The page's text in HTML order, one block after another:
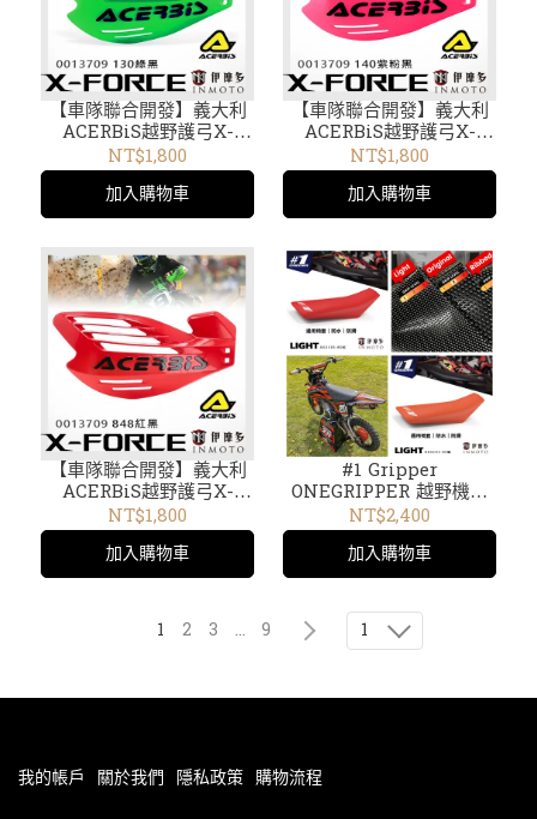
【車隊聯合開發】義大利
ACERBiS越野護弓X-
FORCE通用開放式 護手
內擾流板可拆0013709.130
綠黑 13709
NT$1,800
加入購物車
【車隊聯合開發】義大利
ACERBiS越野護弓X-
FORCE通用開放式 護手
內擾流板可拆0013709.140
紫粉黑 13709
NT$1,800
加入購物車
【車隊聯合開發】義大利
ACERBiS越野護弓X-
FORCE通用開放式 護手
內擾流板可拆0013709.848
紅黑 13709
NT$1,800
加入購物車
#1 Gripper
ONEGRIPPER 越野機車
通用 椅套 LIGHT 全防水
椅墊皮 坐墊皮 椅墊 座墊
套 OGSC03 ONE
NT$2,400
加入購物車
1 2 3 ... 9 1
我的帳戶 關於我們 隱私政策 購物流程